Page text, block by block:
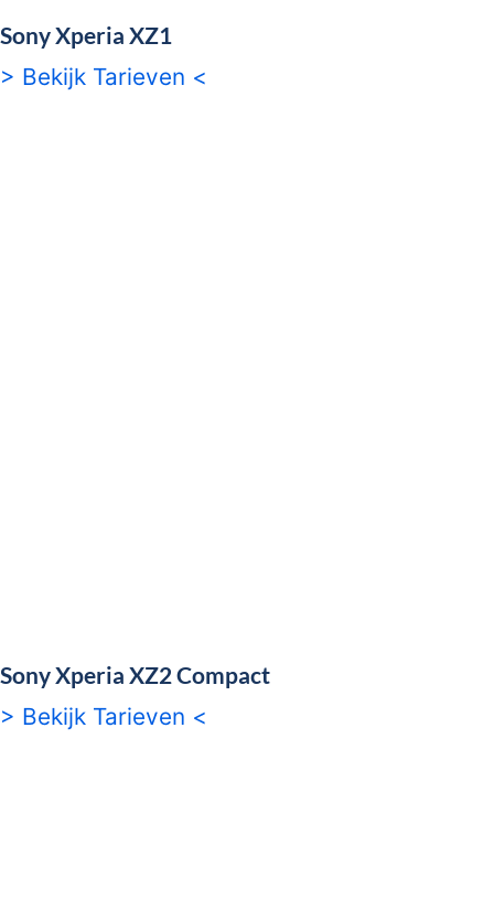
Sony Xperia XZ1
> Bekijk Tarieven <
Sony Xperia XZ2 Compact
> Bekijk Tarieven <